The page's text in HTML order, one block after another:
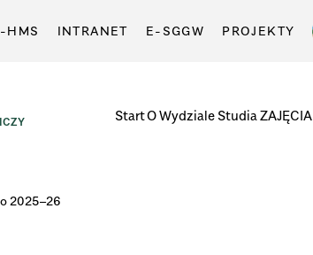
HMS INTRANET E-SGGW PROJEKTY
StartO Wydziale Studia ZAJĘCIA
2025–26